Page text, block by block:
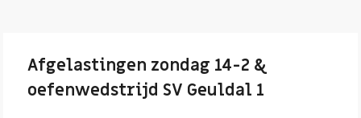
Afgelastingen zondag 14-2 &
oefenwedstrijd SV Geuldal 1